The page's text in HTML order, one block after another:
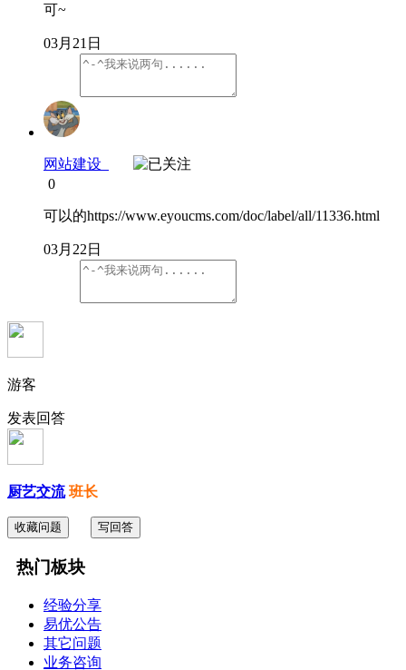
可~
03月21日
网站建设
0
可以的https://www.eyoucms.com/doc/label/all/11336.html
03月22日
游客
发表回答
厨艺交流班长
收藏问题 写回答
热门板块
经验分享
易优公告
其它问题
业务咨询